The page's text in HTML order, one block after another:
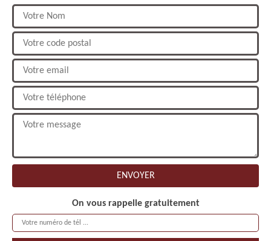
On vous rappelle gratuitement